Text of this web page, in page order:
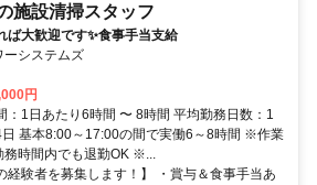
施設清掃スタッフ
ば大歓迎です✨食事手当支給
ーシステムズ
円
：1日あたり6時間 〜 8時間 平均勤務日数：1
基本8:00～17:00の間で実働6～8時間 ※作業
務時間内でも退勤OK ※...
経験者を募集します！】 ・賞与＆食事手当あ